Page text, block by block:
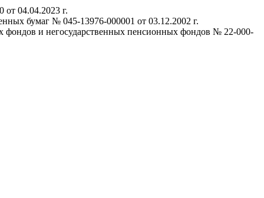
от 04.04.2023 г.
бумаг № 045-13976-000001 от 03.12.2002 г.
фондов и негосударственных пенсионных фондов № 22-000-